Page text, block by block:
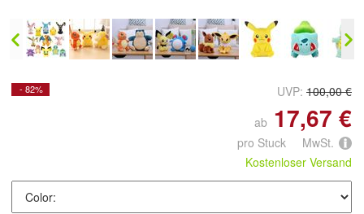
- 82% UVP: 100,00 €
ab 17,67 €
pro Stuck MwSt.
Kostenloser Versand